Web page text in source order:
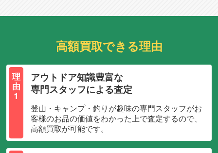
高額買取できる理由
理
由
1
アウトドア知識豊富な
専門スタッフによる査定
登山・キャンプ・釣りが趣味の専門スタッフがお
客様のお品の価値をわかった上で査定するので、
高額買取が可能です。